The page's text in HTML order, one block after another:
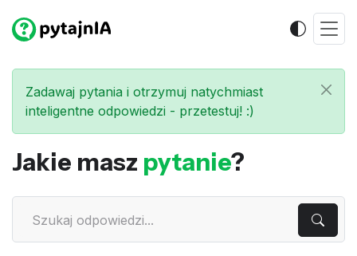
Zadawaj pytania i otrzymuj natychmiast
inteligentne odpowiedzi - przetestuj! :)
Jakie masz pytanie?